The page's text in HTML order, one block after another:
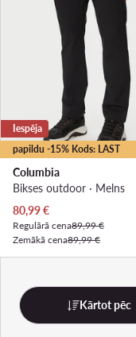
papildu -15% Kods: LAST
Iespēja
Columbia
Bikses outdoor · Melns
Pašreizējā cena
80,99€
Regulārā cena89,99 €
Zemākā cena89,99 €
Kārtot pēc